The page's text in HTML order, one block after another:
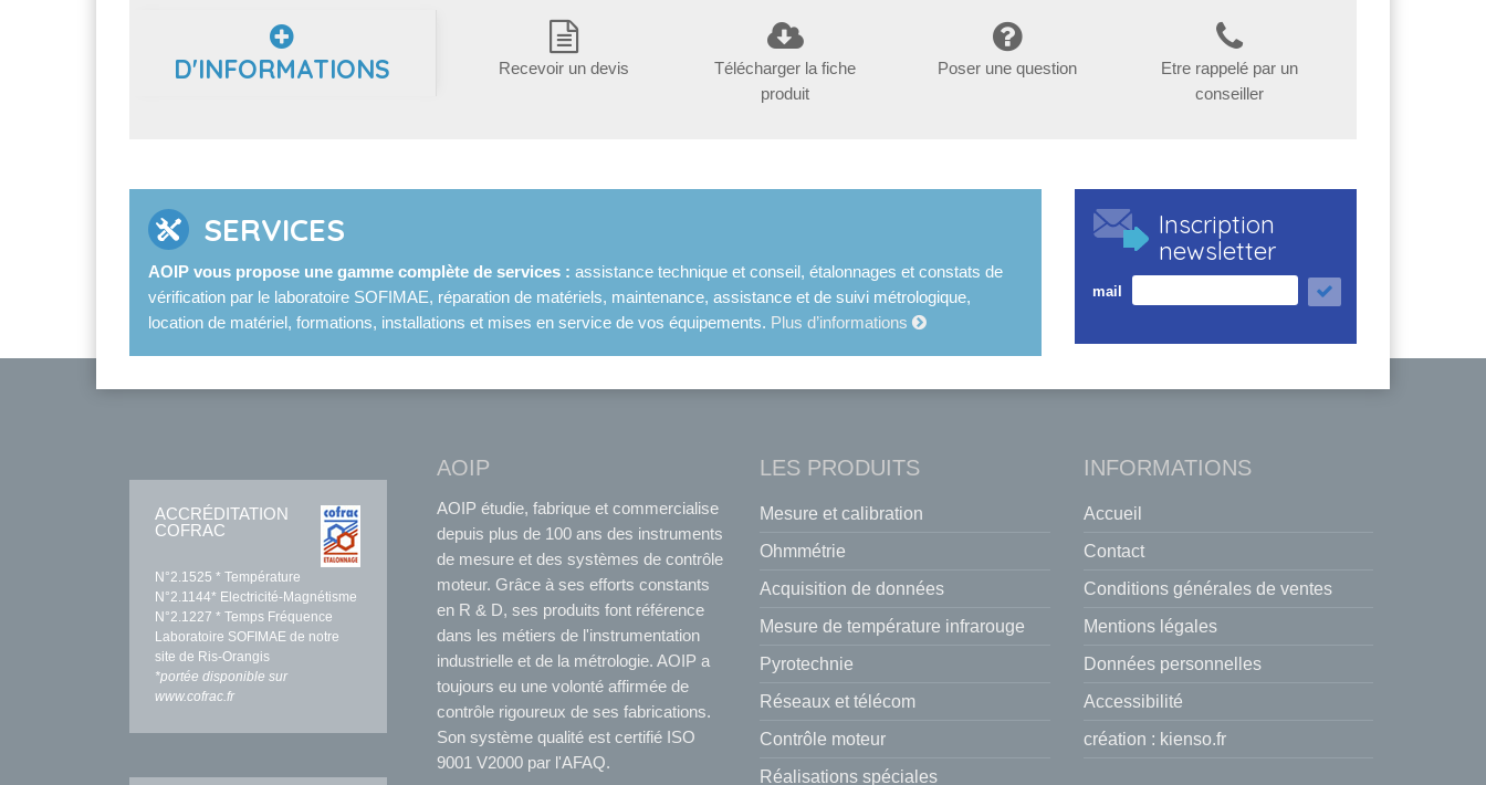
D'INFORMATIONS Recevoir un devis
Télécharger la fiche
produit
Poser une question
Etre rappelé par un
conseiller
SERVICES
AOIP vous propose une gamme complète de services : assistance technique et conseil, étalonnages et constats de
vérification par le laboratoire SOFIMAE, réparation de matériels, maintenance, assistance et de suivi métrologique,
location de matériel, formations, installations et mises en service de vos équipements. Plus d’informations
Inscription
newsletter
mail
ACCRÉDITATION
COFRAC
N°2.1525 * Température
N°2.1144* Electricité-Magnétisme
N°2.1227 * Temps Fréquence
Laboratoire SOFIMAE de notre
site de Ris-Orangis
*portée disponible sur
www.cofrac.fr
AOIP
AOIP étudie, fabrique et commercialise
depuis plus de 100 ans des instruments
de mesure et des systèmes de contrôle
moteur. Grâce à ses efforts constants
en R & D, ses produits font référence
dans les métiers de l'instrumentation
industrielle et de la métrologie. AOIP a
toujours eu une volonté affirmée de
contrôle rigoureux de ses fabrications.
Son système qualité est certifié ISO
9001 V2000 par l'AFAQ.
LES PRODUITS
Mesure et calibration
Ohmmétrie
Acquisition de données
Mesure de température infrarouge
Pyrotechnie
Réseaux et télécom
Contrôle moteur
Réalisations spéciales
INFORMATIONS
Accueil
Contact
Conditions générales de ventes
Mentions légales
Données personnelles
Accessibilité
création : kienso.fr